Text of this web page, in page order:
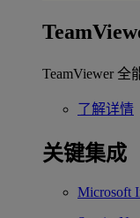
TeamViewer 全
了解详情
关键集成
Microsoft